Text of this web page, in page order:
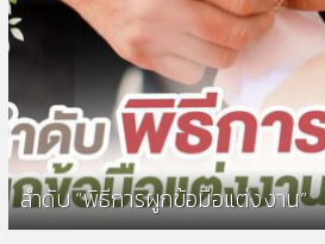
ลำดับ “พิธีการผูกข้อมือแต่งงาน”